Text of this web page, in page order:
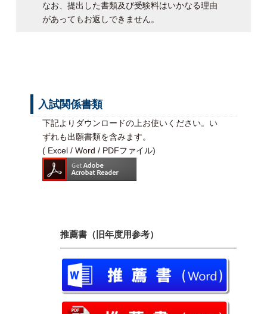
なお、提出した書類及び受験料はいかなる理由
があってもお返しできません。
入試関係書類
下記よりダウンロードの上お使いください。い
ずれも出願書類を含みます。
( Excel / Word / PDFファイル)
推薦書（旧年度用参考）